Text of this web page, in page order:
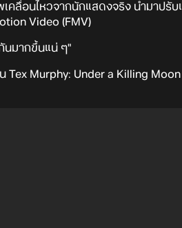
คลื่อนไหวจากนักแสดงจริง นำมาปรับ
Video (FMV)
นมากขึ้นแน่ ๆ"
Tex Murphy: Under a Killing